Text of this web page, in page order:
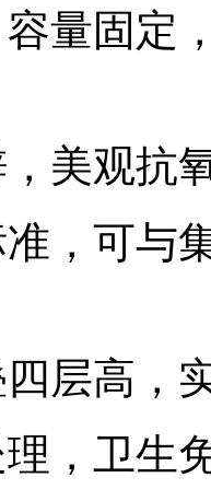
量固定
美观抗
，可与
层高，
，卫生